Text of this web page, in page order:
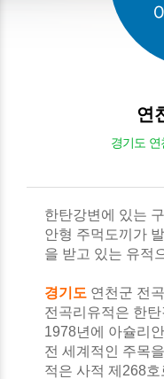
연
경기도
한탄강변에 있는
안형 주먹도끼가
을 받고 있는 유적
경기도 연천군 전
전곡리유적은 한
1978년에 아슐리
전 세계적인 주목
적은 사적 제268